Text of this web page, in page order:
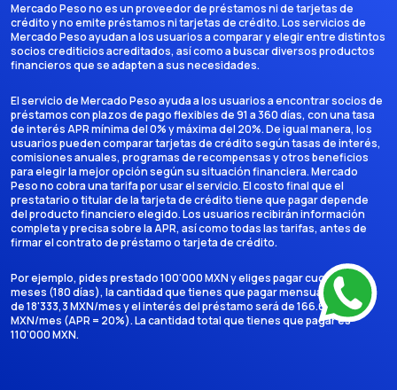
Mercado Peso no es un proveedor de préstamos ni de tarjetas de
crédito y no emite préstamos ni tarjetas de crédito. Los servicios de
Mercado Peso ayudan a los usuarios a comparar y elegir entre distintos
socios crediticios acreditados, así como a buscar diversos productos
financieros que se adapten a sus necesidades.
El servicio de Mercado Peso ayuda a los usuarios a encontrar socios de
préstamos con plazos de pago flexibles de 91 a 360 días, con una tasa
de interés APR mínima del 0% y máxima del 20%. De igual manera, los
usuarios pueden comparar tarjetas de crédito según tasas de interés,
comisiones anuales, programas de recompensas y otros beneficios
para elegir la mejor opción según su situación financiera. Mercado
Peso no cobra una tarifa por usar el servicio. El costo final que el
prestatario o titular de la tarjeta de crédito tiene que pagar depende
del producto financiero elegido. Los usuarios recibirán información
completa y precisa sobre la APR, así como todas las tarifas, antes de
firmar el contrato de préstamo o tarjeta de crédito.
Por ejemplo, pides prestado 100'000 MXN y eliges pagar cuotas en 6
meses (180 días), la cantidad que tienes que pagar mensualmente es
de 18'333,3 MXN/mes y el interés del préstamo será de 166.666,7
MXN/mes (APR = 20%). La cantidad total que tienes que pagar es
110'000 MXN.